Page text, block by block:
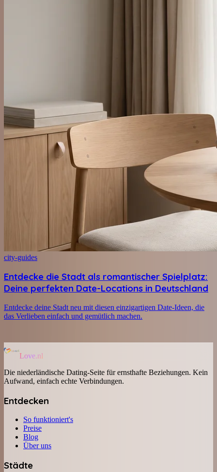
city-guides
Entdecke die Stadt als romantischer Spielplatz:
Deine perfekten Date-Locations in Deutschland
Entdecke deine Stadt neu mit diesen einzigartigen Date-Ideen, die
das Verlieben einfach und gemütlich machen.
Love.nl
Die niederländische Dating-Seite für ernsthafte Beziehungen. Kein
Aufwand, einfach echte Verbindungen.
Entdecken
So funktioniert's
Preise
Blog
Über uns
Städte